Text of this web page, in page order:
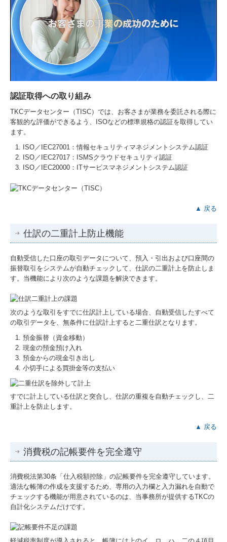
認証取得への取り組み
TKCデータセンター（TISC）では、お客さまが業務を委託される際に
客観的な評価ができるよう、ISOなどの標準規格の認証を取得してい
ます。
ISO／IEC27001：情報セキュリティマネジメントシステム認証
ISO／IEC27017：ISMSクラウドセキュリティ認証
ISO／IEC20000：ITサービスマネジメントシステム認証
▲ 戻る
仕訳の二重計上防止機能
自動受信した口座の取引データについて、預入・引出および口座間の
振替取引をシステムが自動チェックして、仕訳の二重計上を防止しま
す。当機能により次のような課題を解決できます。
次のような取引をすでに仕訳計上している場合、自動受信したすべて
の取引データを、無条件に仕訳計上すると二重仕訳となります。
預金振替（資金移動）
現金の預金預け入れ
預金からの現金引き出し
小切手による買掛金等の支払い
すでに計上している仕訳と突合し、仕訳の重複を自動チェックし、二
重計上を防止します。
▲ 戻る
消費税の記帳要件を完全遵守
消費税法第30条「仕入税額控除」の記帳要件を完全遵守しています。
適法な帳簿の作成を支援するため、専用の入力欄と入力漏れを自動で
チェックする機能が用意されているのは、当事務所が提供するTKCの
自計化システムだけです。